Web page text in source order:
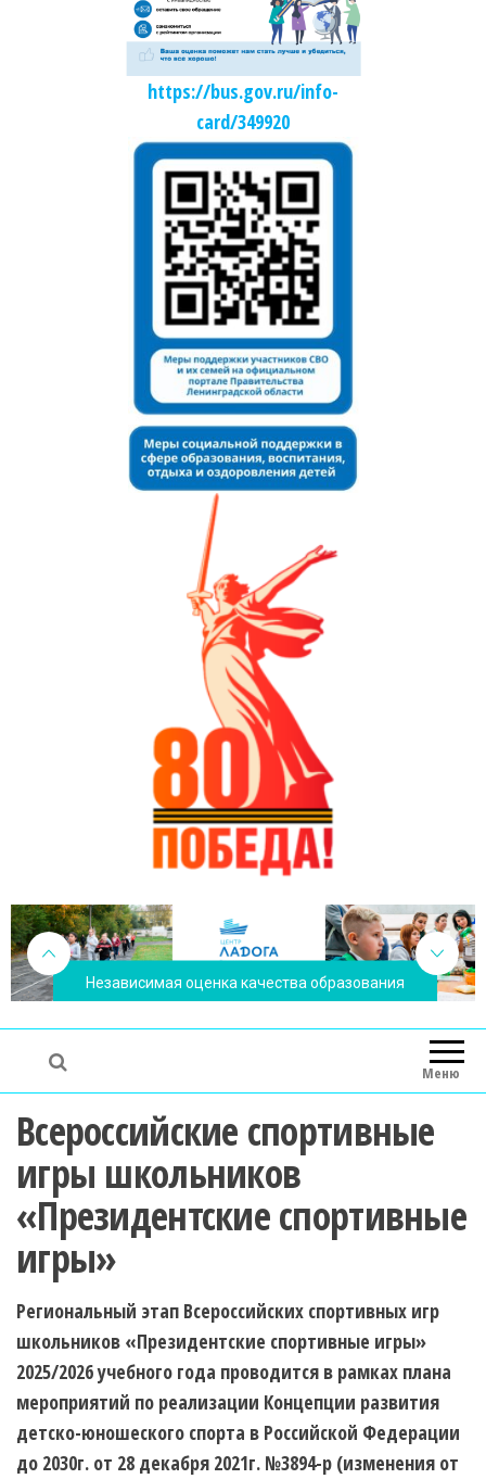
https://bus.gov.ru/info-
card/349920
Независимая оценка качества образования
Меню
Всероссийские спортивные
игры школьников
«Президентские спортивные
игры»
Региональный этап Всероссийских спортивных игр
школьников «Президентские спортивные игры»
2025/2026 учебного года проводится в рамках плана
мероприятий по реализации Концепции развития
детско-юношеского спорта в Российской Федерации
до 2030г. от 28 декабря 2021г. №3894-р (изменения от